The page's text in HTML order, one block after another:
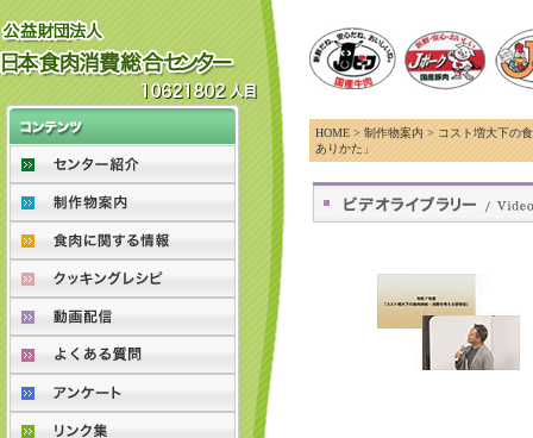
HOME > 制作物案内 > コスト増大下の
ありかた」